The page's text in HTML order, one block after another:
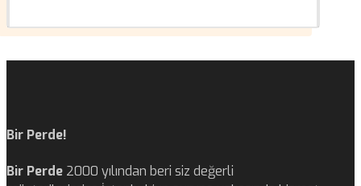
Bir Perde!
Bir Perde 2000 yılından beri siz değerli